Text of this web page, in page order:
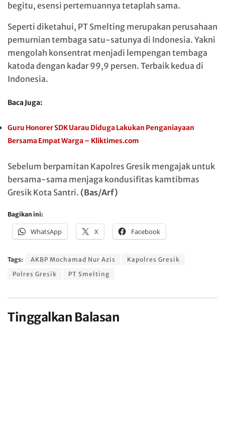
begitu, esensi pertemuannya tetaplah sama.
Seperti diketahui, PT Smelting merupakan perusahaan
pemurnian tembaga satu-satunya di Indonesia. Yakni
mengolah konsentrat menjadi lempengan tembaga
katoda dengan kadar 99,9 persen. Terbaik kedua di
Indonesia.
Baca Juga:
Guru Honorer SDK Uarau Diduga Lakukan Penganiayaan
Bersama Empat Warga – Kliktimes.com
Sebelum berpamitan Kapolres Gresik mengajak untuk
bersama-sama menjaga kondusifitas kamtibmas
Gresik Kota Santri. (Bas/Arf)
Bagikan ini:
WhatsApp X Facebook
Tags: AKBP Mochamad Nur Azis
Kapolres Gresik
Polres Gresik
PT Smelting
Tinggalkan Balasan